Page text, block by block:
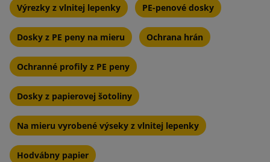
Výrezky z vlnitej lepenky PE-penové dosky
Dosky z PE peny na mieru Ochrana hrán
Ochranné profily z PE peny
Dosky z papierovej šotoliny
Na mieru vyrobené výseky z vlnitej lepenky
Hodvábny papier